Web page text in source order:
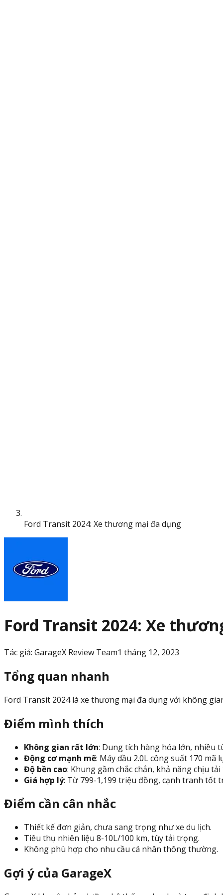
Ford Transit 2024: Xe thương mại đa dụng
Ford Transit 2024: Xe
Tác giả: GarageX Review Team1 tháng 12, 2023
Tổng quan nhanh
Ford Transit 2024 là xe thương mại đa dụng với không
Điểm mình thích
Không gian rất lớn: Dung tích hàng hóa lớn, nhiều
Động cơ mạnh mẽ: Máy dầu 2.0L công suất 170 mã
Độ bền cao: Khung gầm chắc chắn, khả năng chịu tải
Giá hợp lý: Từ 799-1,199 triệu đồng, cạnh tranh tốt
Điểm cần cân nhắc
Thiết kế đơn giản, chưa sang trọng như xe du lịch.
Tiêu thụ nhiên liệu 8-10L/100 km, tùy tải trọng.
Không phù hợp cho nhu cầu cá nhân thông thường.
Gợi ý của GarageX